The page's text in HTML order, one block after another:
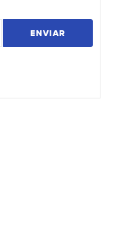
ENVIAR